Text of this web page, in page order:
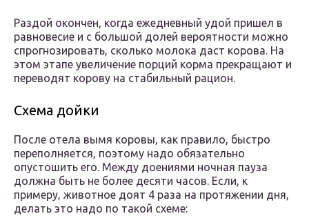
Раздой окончен, когда ежедневный удой пришел в
равновесие и с большой долей вероятности можно
спрогнозировать, сколько молока даст корова. На
этом этапе увеличение порций корма прекращают и
переводят корову на стабильный рацион.
Схема дойки
После отела вымя коровы, как правило, быстро
переполняется, поэтому надо обязательно
опустошить его. Между доениями ночная пауза
должна быть не более десяти часов. Если, к
примеру, животное доят 4 раза на протяжении дня,
делать это надо по такой схеме: